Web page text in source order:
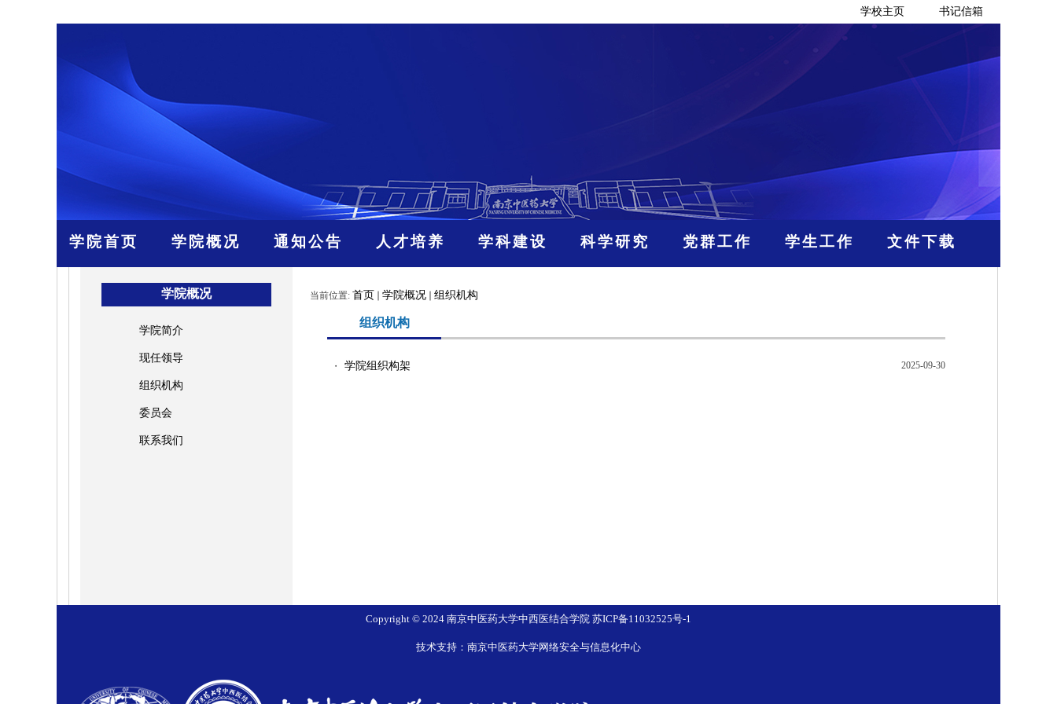
学校主页 书记信箱
学院首页 学院概况 通知公告 人才培养 学科建设 科学研究 党群工作 学生工作 文件下载
学院概况
学院简介
现任领导
组织机构
委员会
联系我们
当前位置: 首页 学院概况 组织机构
组织机构
・ 学院组织构架 2025-09-30
Copyright © 2024 南京中医药大学中西医结合学院 苏ICP备11032525号-1
技术支持：南京中医药大学网络安全与信息化中心